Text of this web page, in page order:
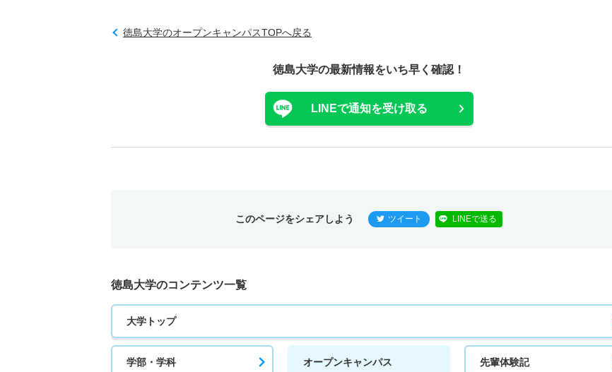
徳島大学のオープンキャンパスTOPへ戻る
徳島大学の最新情報をいち早く確認！
LINEで通知を受け取る
このページをシェアしよう ツイート LINEで送る
徳島大学のコンテンツ一覧
大学トップ
学部・学科 オープンキャンパス 先輩体験記